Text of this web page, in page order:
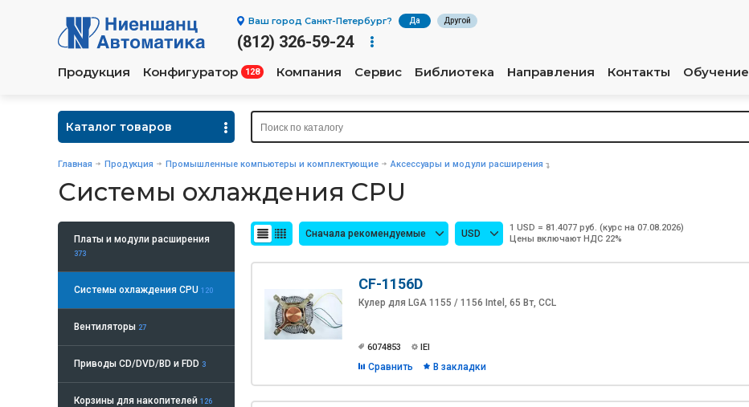
Ваш город Санкт-Петербург? Да Другой
(812) 326-59-24
Продукция Конфигуратор 128 Компания Сервис Библиотека Направления Контакты Обучение
Каталог товаров
Главная Продукция Промышленные компьютеры и комплектующие Аксессуары и модули расширения
Системы охлаждения CPU
Платы и модули расширения
373
Системы охлаждения CPU 120
Вентиляторы 27
Приводы CD/DVD/BD и FDD 3
Корзины для накопителей 126
Сначала рекомендуемые USD
1 USD = 81.4077 руб. (курс на 07.08.2026)
Цены включают НДС 22%
CF-1156D
Кулер для LGA 1155 / 1156 Intel, 65 Вт, CCL
6074853 IEI
Сравнить В закладки